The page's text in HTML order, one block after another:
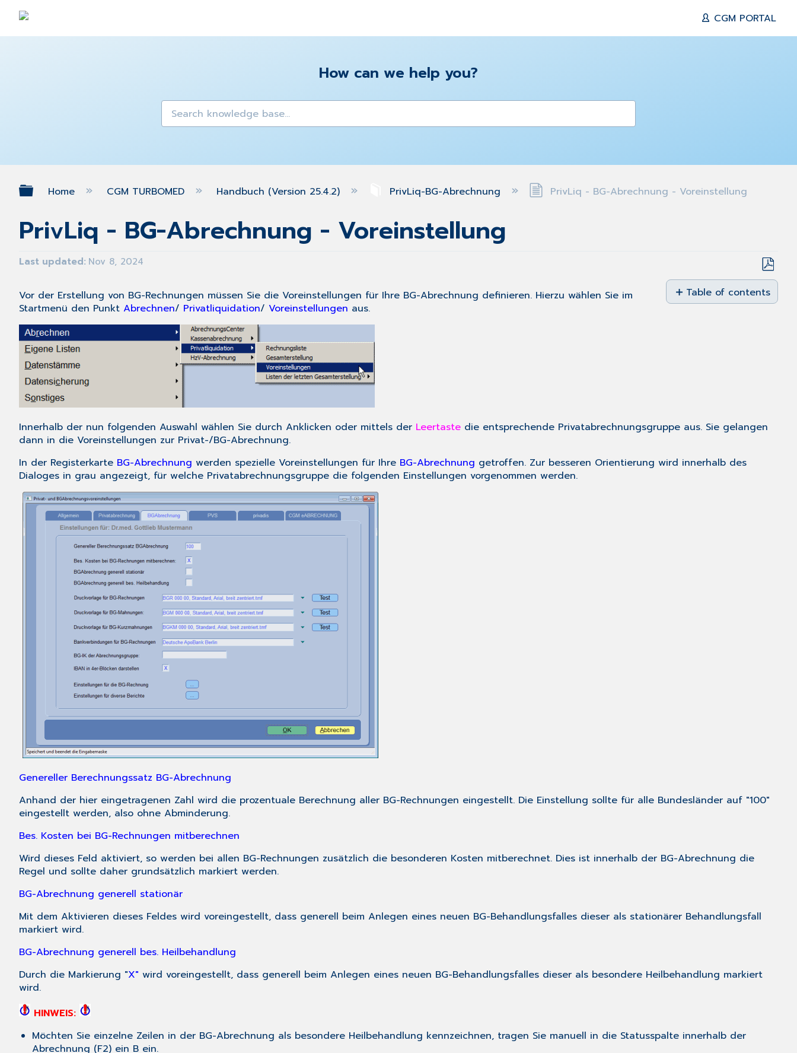
CGM PORTAL
How can we help you?
Expand/collapse global hierarchy
Home CGM TURBOMED Handbuch (Version 25.4.2) PrivLiq-BG-Abrechnung PrivLiq - BG-Abrechnung - Voreinstellung
PrivLiq - BG-Abrechnung - Voreinstellung
Last updated Nov 8, 2024
Save
as
PDF
Table of contents
Vor der Erstellung von BG-Rechnungen müssen Sie die Voreinstellungen für Ihre BG-Abrechnung definieren. Hierzu wählen Sie im
Startmenü den Punkt Abrechnen/ Privatliquidation/ Voreinstellungen aus.
Innerhalb der nun folgenden Auswahl wählen Sie durch Anklicken oder mittels der Leertaste die entsprechende Privatabrechnungsgruppe aus. Sie gelangen
dann in die Voreinstellungen zur Privat-/BG-Abrechnung.
In der Registerkarte BG-Abrechnung werden spezielle Voreinstellungen für Ihre BG-Abrechnung getroffen. Zur besseren Orientierung wird innerhalb des
Dialoges in grau angezeigt, für welche Privatabrechnungsgruppe die folgenden Einstellungen vorgenommen werden.
Genereller Berechnungssatz BG-Abrechnung
Anhand der hier eingetragenen Zahl wird die prozentuale Berechnung aller BG-Rechnungen eingestellt. Die Einstellung sollte für alle Bundesländer auf "100"
eingestellt werden, also ohne Abminderung.
Bes. Kosten bei BG-Rechnungen mitberechnen
Wird dieses Feld aktiviert, so werden bei allen BG-Rechnungen zusätzlich die besonderen Kosten mitberechnet. Dies ist innerhalb der BG-Abrechnung die
Regel und sollte daher grundsätzlich markiert werden.
BG-Abrechnung generell stationär
Mit dem Aktivieren dieses Feldes wird voreingestellt, dass generell beim Anlegen eines neuen BG-Behandlungsfalles dieser als stationärer Behandlungsfall
markiert wird.
BG-Abrechnung generell bes. Heilbehandlung
Durch die Markierung "X" wird voreingestellt, dass generell beim Anlegen eines neuen BG-Behandlungsfalles dieser als besondere Heilbehandlung markiert
wird.
HINWEIS:
Möchten Sie einzelne Zeilen in der BG-Abrechnung als besondere Heilbehandlung kennzeichnen, tragen Sie manuell in die Statusspalte innerhalb der
Abrechnung (F2) ein B ein.